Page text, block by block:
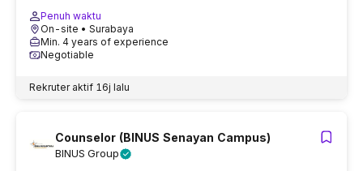
Penuh waktu
On-site • Surabaya
Min. 4 years of experience
Negotiable
Rekruter aktif 16j lalu
Counselor (BINUS Senayan Campus)
BINUS Group